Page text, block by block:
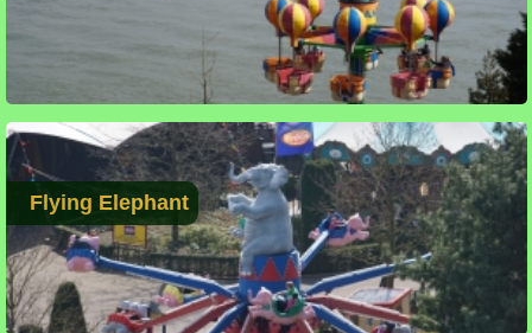
Flying Elephant